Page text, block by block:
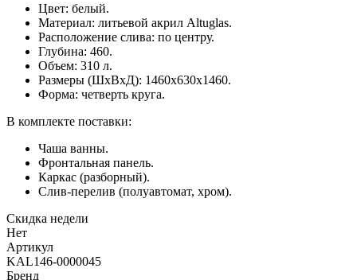
Цвет: белый.
Материал: литьевой акрил Altuglas.
Расположение слива: по центру.
Глубина: 460.
Объем: 310 л.
Размеры (ШхВхД): 1460х630х1460.
Форма: четверть круга.
В комплекте поставки:
Чаша ванны.
Фронтальная панель.
Каркас (разборный).
Слив-перелив (полуавтомат, хром).
Скидка недели
Нет
Артикул
KAL146-0000045
Бренд